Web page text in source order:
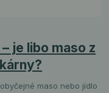
je libo maso z
maso nebo jídlo